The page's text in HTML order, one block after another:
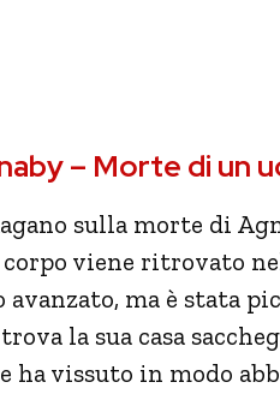
– Morte di un
sulla morte di
corpo viene ritrovato
avanzato, ma è stata
la sua casa
ha vissuto in modo